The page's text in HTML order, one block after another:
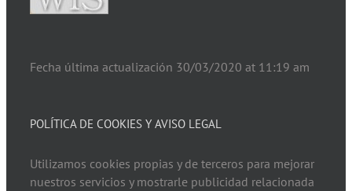
Fecha última actualización 30/03/2020 at 11:19 am
POLÍTICA DE COOKIES Y AVISO LEGAL
Utilizamos cookies propias y de terceros para mejorar
nuestros servicios y mostrarle publicidad relacionada